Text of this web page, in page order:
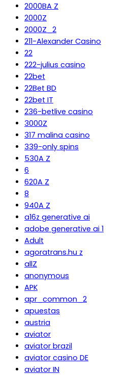
2000BA Z
2000Z
2000Z_2
211-Alexander Casino
22
222-julius casino
22bet
22Bet BD
22bet IT
236-betlive casino
3000Z
317 malina casino
339-only spins
530A Z
6
620A Z
8
940A Z
a16z generative ai
adobe generative ai 1
Adult
agoratrans.hu z
allZ
anonymous
APK
apr_common_2
apuestas
austria
aviator
aviator brazil
aviator casino DE
aviator IN